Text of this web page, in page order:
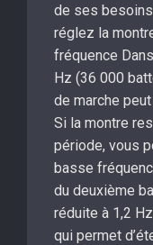
de ses
réglez la
fréquence
Hz (36 000
de marche
Si la montre
période, vous
basse
du deuxième
réduite à 1,2
qui permet